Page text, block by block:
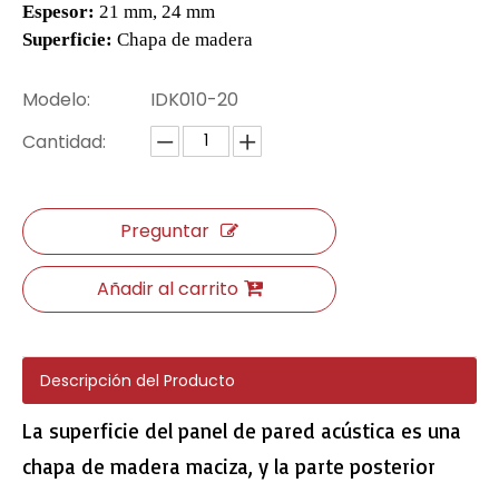
807-24 EIR Surface SPC Piso de tablón
Espesor: 21 mm, 24 mm
Superficie: Chapa de madera
Modelo:
IDK010-20
Cantidad:
Preguntar
Añadir al carrito
Descripción del Producto
La superficie del panel de pared acústica es una
chapa de madera maciza, y la parte posterior